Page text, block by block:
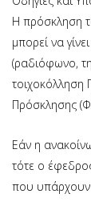
Η πρόσκληση
μπορεί να
(ραδιόφωνο,
τοιχοκόλληση
Πρόσκλησης
Εάν η
τότε ο
που